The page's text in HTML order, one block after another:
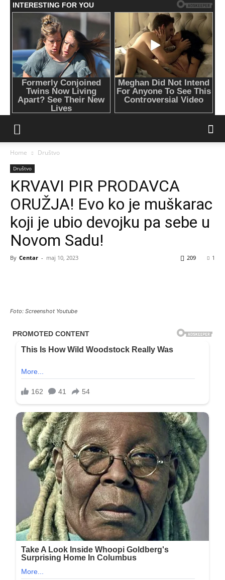
Home Društvo
Društvo
KRVAVI PIR PRODAVCA
ORUŽJA! Evo ko je muškarac
koji je ubio devojku pa sebe u
Novom Sadu!
By Centar - maj 10, 2023 1
209
Foto: Screenshot Youtube